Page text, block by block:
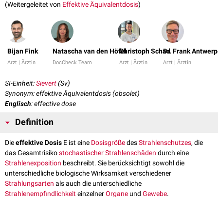
(Weitergeleitet von Effektive Äquivalentdosis)
Bijan Fink
Arzt | Ärztin
Natascha van den Höfel
DocCheck Team
Christoph Schad
Arzt | Ärztin
Dr. Frank
Arzt | Ärztin
SI-Einheit:Sievert(Sv)
Synonym: effektive Äquivalentdosis (obsolet)
Englisch: effective dose
Definition
Dieeffektive Dosis E ist eine DosisgrößedesStrahlenschutzes, die
das Gesamtrisikostochastischer Strahlenschäden durch eine
Strahlenexposition beschreibt. Sie berücksichtigt sowohl die
unterschiedliche biologische Wirksamkeit verschiedener
Strahlungsarten als auch die unterschiedliche
StrahlenempfindlichkeiteinzelnerOrgane und Gewebe.